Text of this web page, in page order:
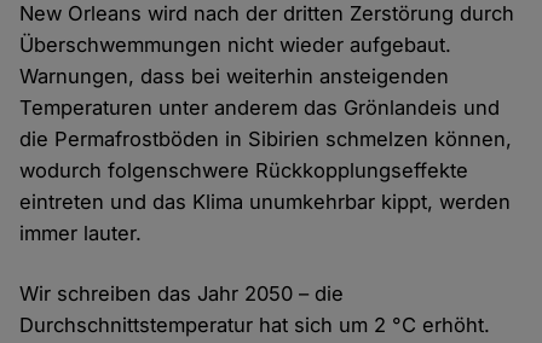
New Orleans wird nach der dritten Zerstörung durch
Überschwemmungen nicht wieder aufgebaut.
Warnungen, dass bei weiterhin ansteigenden
Temperaturen unter anderem das Grönlandeis und
die Permafrostböden in Sibirien schmelzen können,
wodurch folgenschwere Rückkopplungseffekte
eintreten und das Klima unumkehrbar kippt, werden
immer lauter.
Wir schreiben das Jahr 2050 – die
Durchschnittstemperatur hat sich um 2 °C erhöht.